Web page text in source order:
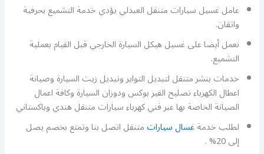
عامل غسيل سيارات متنقل العبدلي يؤدي خدمة التشميع بحرفية
واتقان.
نعمل أيضا على غسيل هيكل السيارة الخارجي قبل القيام بعملية
التشميع.
خدمات بنشر متنقل لتبديل التواير وتبديل زيت السيارة وصيانة
اعطال الكهرباء تصليح القير بوكس ودوزان السيارة وكافة اعمال
الصيانة الخاصة بها عبر فني كهرباء سيارات متنقل هندي وباكستاني
لطلب خدمةغسال سياراتمتنقل اتصل بنا وتمتع بخصم يصل
إلى 20% .